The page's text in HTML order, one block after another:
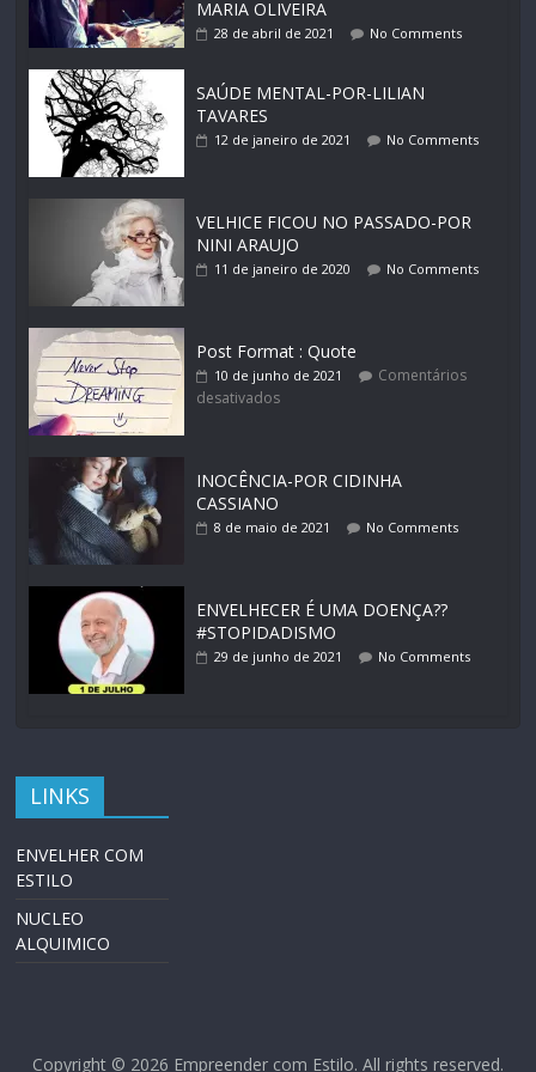
MARIA OLIVEIRA
28 de abril de 2021 No Comments
SAÚDE MENTAL-POR-LILIAN
TAVARES
12 de janeiro de 2021 No Comments
VELHICE FICOU NO PASSADO-POR
NINI ARAUJO
11 de janeiro de 2020 No Comments
Post Format : Quote
10 de junho de 2021
Comentários
desativados
INOCÊNCIA-POR CIDINHA
CASSIANO
8 de maio de 2021 No Comments
ENVELHECER É UMA DOENÇA??
#STOPIDADISMO
29 de junho de 2021 No Comments
LINKS
ENVELHER COM
ESTILO
NUCLEO
ALQUIMICO
Copyright © 2026 Empreender com Estilo. All rights reserved.